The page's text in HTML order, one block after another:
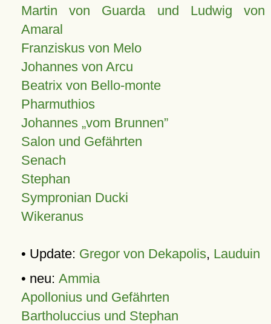
Martin von Guarda und Ludwig von
Amaral
Franziskus von Melo
Johannes von Arcu
Beatrix von Bello-monte
Pharmuthios
Johannes vom Brunnen
Salon und Gefährten
Senach
Stephan
Sympronian Ducki
Wikeranus
• Update: Gregor von Dekapolis, Lauduin
• neu: Ammia
Apollonius und Gefährten
Bartholuccius und Stephan